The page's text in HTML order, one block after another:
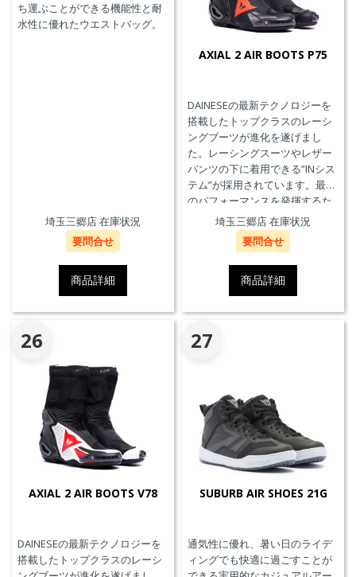
ち運ぶことができる機能性と耐
水性に優れたウエストバッグ。
埼玉三郷店 在庫状況
要問合せ
商品詳細
AXIAL 2 AIR BOOTS P75
DAINESEの最新テクノロジーを
搭載したトップクラスのレーシ
ングブーツが進化を遂げまし
た。レーシングスーツやレザー
パンツの下に着用できる”INシス
テム”が採用されています。最高
のパフォーマンスを発揮するた
めに、ケブラーカーボンを使用
したAxial Distorsion Control
Systemテクノロジー、
Groundtrax®レーシングソー
ル、交換可能なマグネシウムス
ライダー、通気性を高めるパン
チングアッパーを採用していま
埼玉三郷店 在庫状況
要問合せ
商品詳細
26
AXIAL 2 AIR BOOTS V78
DAINESEの最新テクノロジーを
搭載したトップクラスのレーシ
27
SUBURB AIR SHOES 21G
通気性に優れ、暑い日のライデ
ィングでも快適に過ごすことが